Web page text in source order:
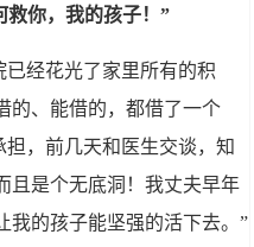
救你，我的孩子！”
已经花光了家里所有的积
的、能借的，都借了一个
，前几天和医生交谈，知
且是个无底洞！我丈夫早年
我的孩子能坚强的活下去。”